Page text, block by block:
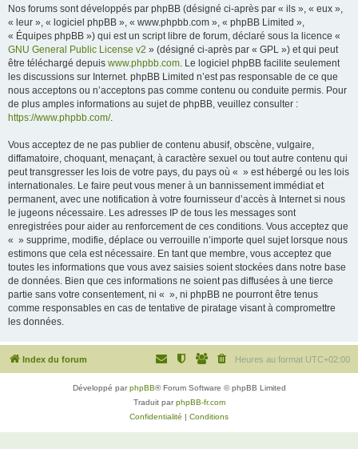
Nos forums sont développés par phpBB (désigné ci-après par « ils », « eux »,
« leur », « logiciel phpBB », « www.phpbb.com », « phpBB Limited »,
« Équipes phpBB ») qui est un script libre de forum, déclaré sous la licence «
GNU General Public License v2 » (désigné ci-après par « GPL ») et qui peut
être téléchargé depuis www.phpbb.com. Le logiciel phpBB facilite seulement
les discussions sur Internet. phpBB Limited n’est pas responsable de ce que
nous acceptons ou n’acceptons pas comme contenu ou conduite permis. Pour
de plus amples informations au sujet de phpBB, veuillez consulter :
https://www.phpbb.com/.
Vous acceptez de ne pas publier de contenu abusif, obscène, vulgaire,
diffamatoire, choquant, menaçant, à caractère sexuel ou tout autre contenu qui
peut transgresser les lois de votre pays, du pays où « » est hébergé ou les lois
internationales. Le faire peut vous mener à un bannissement immédiat et
permanent, avec une notification à votre fournisseur d’accès à Internet si nous
le jugeons nécessaire. Les adresses IP de tous les messages sont
enregistrées pour aider au renforcement de ces conditions. Vous acceptez que
« » supprime, modifie, déplace ou verrouille n’importe quel sujet lorsque nous
estimons que cela est nécessaire. En tant que membre, vous acceptez que
toutes les informations que vous avez saisies soient stockées dans notre base
de données. Bien que ces informations ne soient pas diffusées à une tierce
partie sans votre consentement, ni « », ni phpBB ne pourront être tenus
comme responsables en cas de tentative de piratage visant à compromettre
les données.
Index du forum Heures au format UTC+02:00
Développé parphpBB® Forum Software © phpBB Limited
Traduit parphpBB-fr.com
Confidentialité | Conditions